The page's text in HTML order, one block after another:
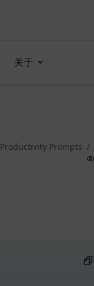
关于
Productivity Prompts /